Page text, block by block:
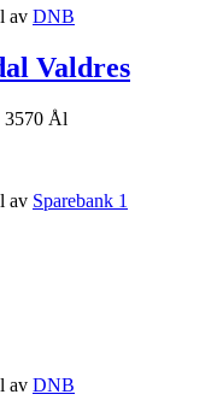
av DNB
Valdres
3570 Ål
av Sparebank 1
av DNB